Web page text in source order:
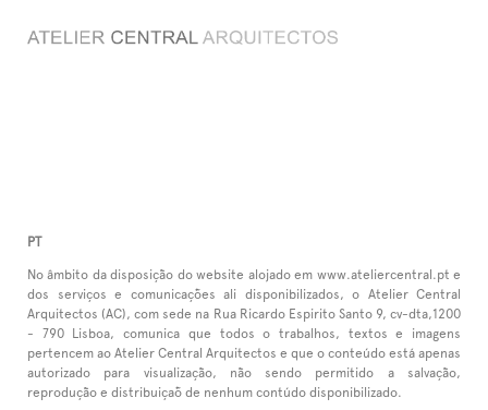
PT
No âmbito da disposição do website alojado em www.ateliercentral.pt e
dos serviços e comunicações ali disponibilizados, o Atelier Central
Arquitectos (AC), com sede na Rua Ricardo Espirito Santo 9, cv-dta,1200
- 790 Lisboa, comunica que todos o trabalhos, textos e imagens
pertencem ao Atelier Central Arquitectos e que o conteúdo está apenas
autorizado para visualização, não sendo permitido a salvação,
reprodução e distribuiçaõ de nenhum contúdo disponibilizado.